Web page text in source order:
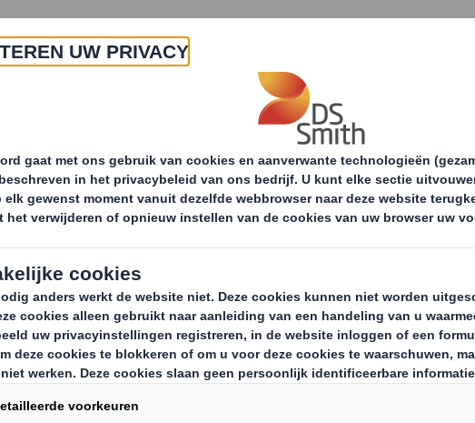
Over ons Producten & Services
Circulaire Economie: Leiderschap
Circulaire